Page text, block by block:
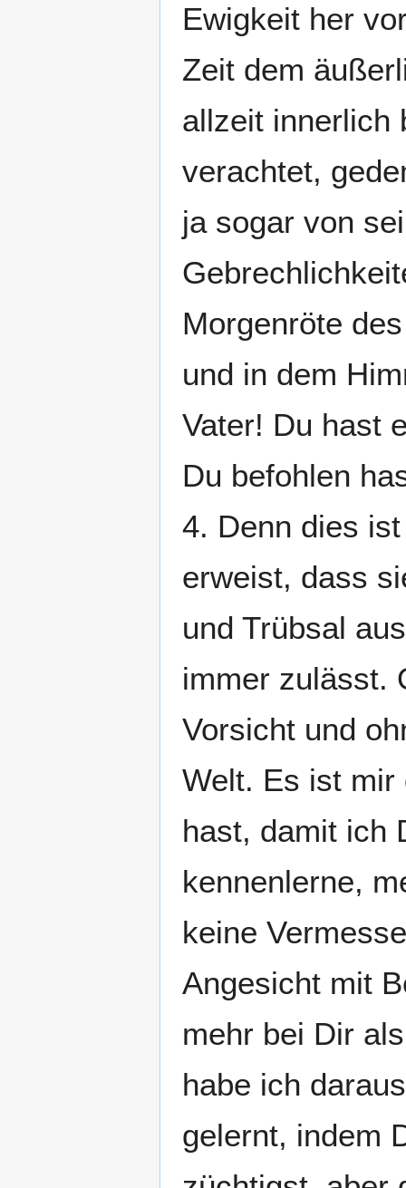
Ewigkeit her
Zeit dem
allzeit innerlich
verachtet,
ja sogar von
Morgenröte
und in dem
Vater! Du hast
Du befohlen
4. Denn dies
erweist, dass
und Trübsal
immer zulässt.
Vorsicht und
Welt. Es ist mir
hast, damit ich
kennenlerne,
keine
Angesicht mit
mehr bei Dir
habe ich
gelernt, indem